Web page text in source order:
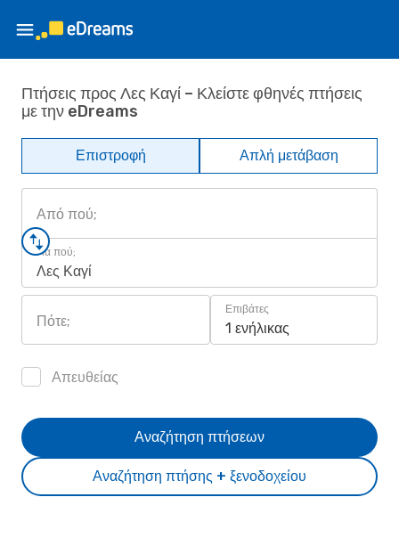
Πτήσεις προς Λες Καγί – Κλείστε φθηνές πτήσεις
με την eDreams
Επιστροφή Απλή μετάβαση
Από πού;
Για πού;
Λες Καγί
Πότε;
Επιβάτες
1 ενήλικας
Απευθείας
Αναζήτηση πτήσης + ξενοδοχείου
Αναζήτηση πτήσεων